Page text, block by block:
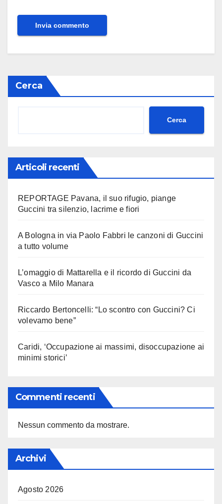
Cerca
Cerca
Articoli recenti
REPORTAGE Pavana, il suo rifugio, piange
Guccini tra silenzio, lacrime e fiori
A Bologna in via Paolo Fabbri le canzoni di Guccini
a tutto volume
L’omaggio di Mattarella e il ricordo di Guccini da
Vasco a Milo Manara
Riccardo Bertoncelli: “Lo scontro con Guccini? Ci
volevamo bene”
Caridi, ‘Occupazione ai massimi, disoccupazione ai
minimi storici’
Commenti recenti
Nessun commento da mostrare.
Archivi
Agosto 2026